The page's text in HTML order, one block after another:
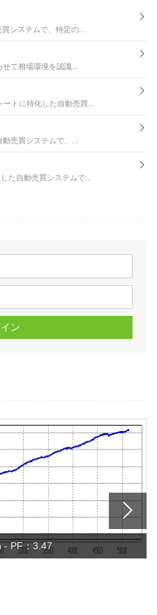
システムで、特定の...
て相場環境を認識...
トに特化した自動売買...
売買システムで、...
た自動売買システムで...
ン
- PF：3.47